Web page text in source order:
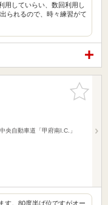
用していらい、数回利用し
られるので、時々練習がて
お気に入
りに追加
央自動車道「甲府南I.C.」
す。80度半ば位ですがオー